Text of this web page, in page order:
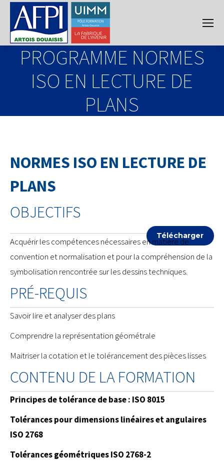
PROGRAMME NORMES
ISO EN LECTURE DE
PLANS
NORMES ISO EN LECTURE DE
PLANS
OBJECTIFS
Télécharger
Acquérir les compétences nécessaires en matière de
convention et normalisation et pour la compréhension de la
symbolisation rencontrée sur les dessins techniques.
PRÉ-REQUIS
Savoir lire et analyser des plans
Comprendre la représentation géométrale
Maitriser la cotation et le tolérancement des pièces lisses
CONTENU DE LA FORMATION
Principes de tolérance de base : ISO 8015
Tolérances pour dimensions linéaires et angulaires
ISO 2768
Tolérances géométriques ISO 2768-2